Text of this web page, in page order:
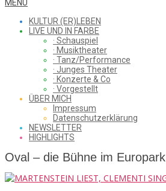
WHAT
SAW
FROM
Menu
MENU
KULTUR (ER)LEBEN
LIVE UND IN FARBE
· Schauspiel
· Musiktheater
· Tanz/Performance
· Junges Theater
· Konzerte & Co
· Vorgestellt
ÜBER MICH
Impressum
Datenschutzerklärung
NEWSLETTER
HIGHLIGHTS
Oval – die Bühne im Europark